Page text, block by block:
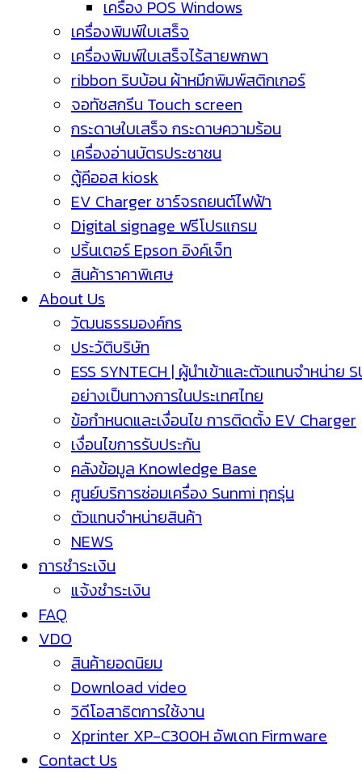
เครื่อง POS Windows
เครื่องพิมพ์ใบเสร็จ
เครื่องพิมพ์ใบเสร็จไร้สายพกพา
ribbon ริบบ้อน ผ้าหมึกพิมพ์สติกเกอร์
จอทัชสกรีน Touch screen
กระดาษใบเสร็จ กระดาษความร้อน
เครื่องอ่านบัตรประชาชน
ตู้คีออส kiosk
EV Charger ชาร์จรถยนต์ไฟฟ้า
Digital signage ฟรีโปรแกรม
ปริ้นเตอร์ Epson อิงค์เจ็ท
สินค้าราคาพิเศษ
About Us
วัฒนธรรมองค์กร
ประวัติบริษัท
ESS SYNTECH | ผู้นำเข้าและตัวแทนจำหน่าย
อย่างเป็นทางการในประเทศไทย
ข้อกำหนดและเงื่อนไข การติดตั้ง EV Charger
เงื่อนไขการรับประกัน
คลังข้อมูล Knowledge Base
ศูนย์บริการซ่อมเครื่อง Sunmi ทุกรุ่น
ตัวแทนจำหน่ายสินค้า
NEWS
การชำระเงิน
แจ้งชำระเงิน
FAQ
VDO
สินค้ายอดนิยม
Download video
วิดีโอสาธิตการใช้งาน
Xprinter XP-C300H อัพเดท Firmware
Contact Us